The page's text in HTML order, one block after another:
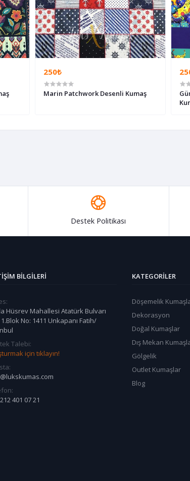
250₺
Marin Patchwork Desenli Kumaş
Destek Politikası
BILGILERI
Hüsrev Mahallesi Atatürk Bulvarı
1.Blok No: 1411 Unkapanı Fatih/
Talebi:
için tıklayın!
401 07 21
KATEGORILER
Döşemelik
Dekorasyon
Doğal Kumaşlar
Dış Mekan
Gölgelik
Outlet Kumaşlar
Blog